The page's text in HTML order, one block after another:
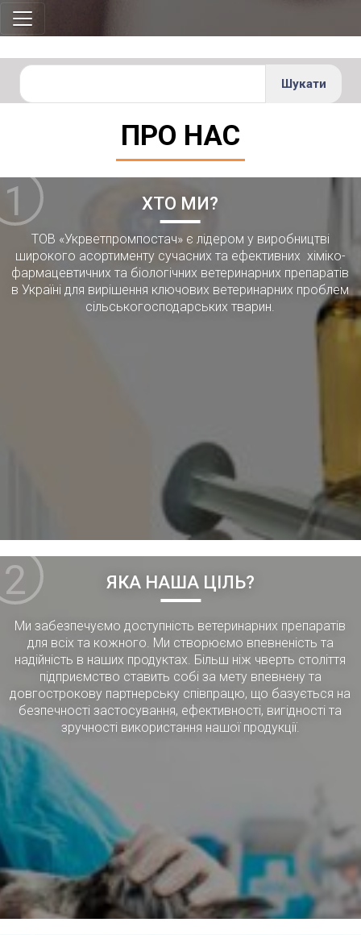
ПРО НАС
ХТО МИ?
ТОВ «Укрветпромпостач» є лідером у виробництві
широкого асортименту сучасних та ефективних хіміко-
фармацевтичних та біологічних ветеринарних препаратів
в Україні для вирішення ключових ветеринарних проблем
сільськогосподарських тварин.
1
ЯКА НАША ЦІЛЬ?
Ми забезпечуємо доступність ветеринарних препаратів
для всіх та кожного. Ми створюємо впевненість та
надійність в наших продуктах. Більш ніж чверть століття
підприємство ставить собі за мету впевнену та
довгострокову партнерську співпрацю, що базується на
безпечності застосування, ефективності, вигідності та
зручності використання нашої продукції.
2